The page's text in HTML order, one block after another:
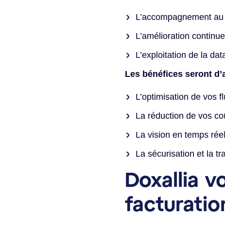
L’accompagnement
L’amélioration
L’exploitation de la
Les bénéfices seront
L’optimisation de vos
La réduction de vos
La vision en temps
La sécurisation et la
Doxallia